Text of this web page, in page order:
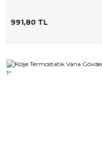
991,80 TL